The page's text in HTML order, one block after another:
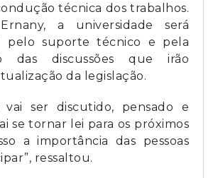
técnica dos trabalhos.
a universidade será
pelo suporte técnico e pela
das discussões que irão
da legislação.
vai ser discutido, pensado e
se tornar lei para os próximos
a importância das pessoas
ressaltou.